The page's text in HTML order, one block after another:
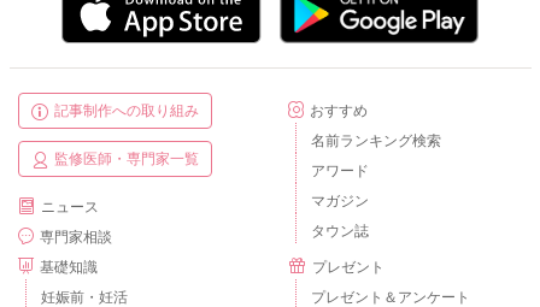
記事制作への取り組み
監修医師・専門家一覧
ニュース
専門家相談
基礎知識
妊娠前・妊活
おすすめ
名前ランキング検索
アワード
マガジン
タウン誌
プレゼント
プレゼント＆アンケート